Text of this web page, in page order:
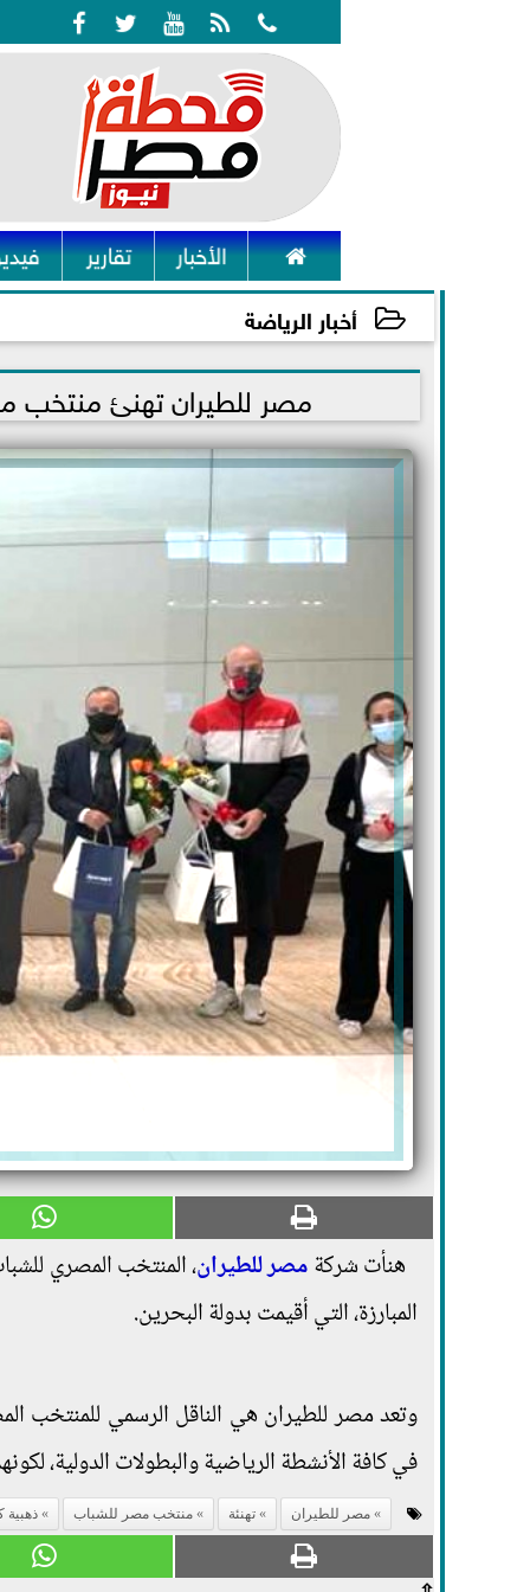
    
 الأخبار تقارير
أخبار الرياضة
2022-01-26 00:40:35 مصر للطيران تهنئ منتخب
هنأت شركةمصر للطيران، المنتخب المصري
المبارزة، التي أقيمت بدولة البحرين.
وتعد مصر للطيران هي الناقل الرسمي للمنتخب
في كافة الأنشطة الرياضية والبطولات الدولية،
مصر للطيران تهنئة منتخب مصر للشباب ذهبية